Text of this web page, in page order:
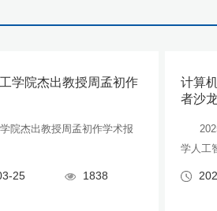
学院杰出教授周孟初作
院杰出教授周孟初作学术报
25 1838
计算
者沙
2025
学人工
【组图】春